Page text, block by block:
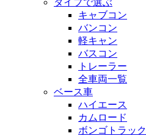
キャブコン
バンコン
軽キャン
バスコン
トレーラー
全車両一覧
ベース車
ハイエース
カムロード
ボンゴトラック